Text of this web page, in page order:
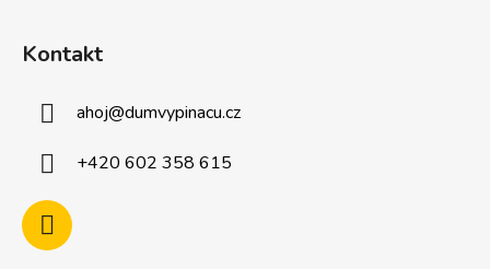
Kontakt
ahoj@dumvypinacu.cz
+420 602 358 615